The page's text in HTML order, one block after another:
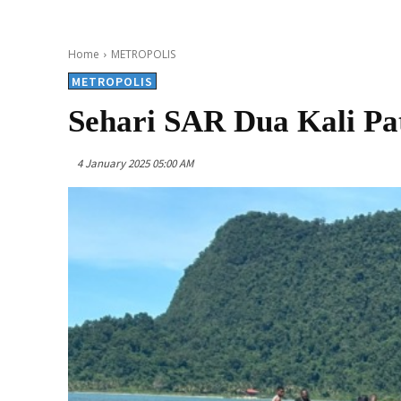
Home METROPOLIS
METROPOLIS
Sehari SAR Dua Kali
4 January 2025 05:00 AM